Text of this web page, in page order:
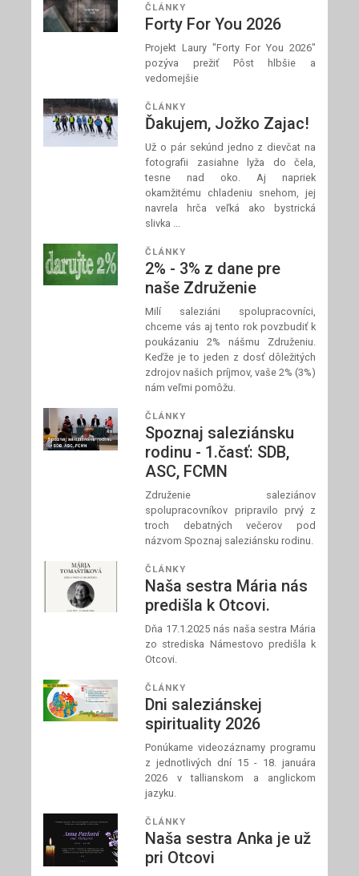
ČLÁNKY
Forty For You 2026
Projekt Laury "Forty For You 2026"
pozýva prežiť Pôst hlbšie a
vedomejšie
ČLÁNKY
Ďakujem, Jožko Zajac!
Už o pár sekúnd jedno z dievčat na
fotografii zasiahne lyža do čela,
tesne nad oko. Aj napriek
okamžitému chladeniu snehom, jej
navrela hrča veľká ako bystrická
slivka ...
ČLÁNKY
2% - 3% z dane pre
naše Združenie
Milí saleziáni spolupracovníci,
chceme vás aj tento rok povzbudiť k
poukázaniu 2% nášmu Združeniu.
Keďže je to jeden z dosť dôležitých
zdrojov našich príjmov, vaše 2% (3%)
nám veľmi pomôžu.
ČLÁNKY
Spoznaj saleziánsku
rodinu - 1.časť: SDB,
ASC, FCMN
Združenie saleziánov
spolupracovníkov pripravilo prvý z
troch debatných večerov pod
názvom Spoznaj saleziánsku rodinu.
ČLÁNKY
Naša sestra Mária nás
predišla k Otcovi.
Dňa 17.1.2025 nás naša sestra Mária
zo strediska Námestovo predišla k
Otcovi.
ČLÁNKY
Dni saleziánskej
spirituality 2026
Ponúkame videozáznamy programu
z jednotlivých dní 15 - 18. januára
2026 v tallianskom a anglickom
jazyku.
ČLÁNKY
Naša sestra Anka je už
pri Otcovi